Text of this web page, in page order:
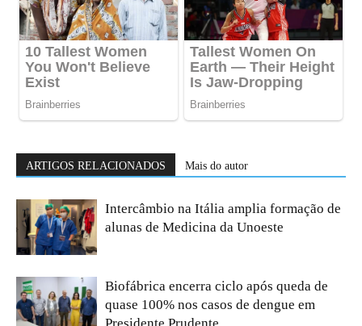
ARTIGOS RELACIONADOS Mais do autor
Intercâmbio na Itália amplia formação de
alunas de Medicina da Unoeste
Biofábrica encerra ciclo após queda de
quase 100% nos casos de dengue em